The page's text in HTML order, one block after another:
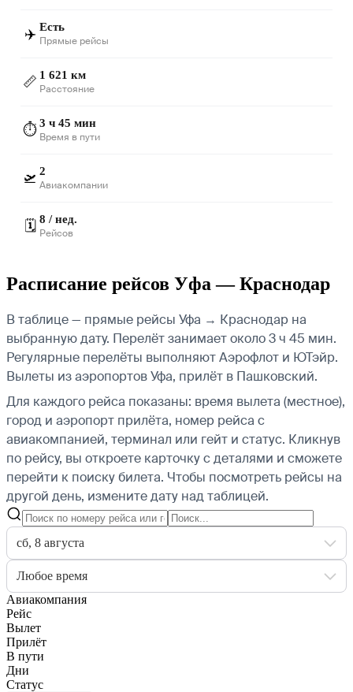
✈️ Есть
Прямые рейсы
📏 1 621 км
Расстояние
⏱️3 ч 45 мин
Время в пути
🛫 2
Авиакомпании
🗓️ 8 / нед.
Рейсов
Расписание рейсов Уфа — Краснодар
В таблице — прямые рейсы Уфа → Краснодар на
выбранную дату. Перелёт занимает около 3 ч 45 мин.
Регулярные перелёты выполняют Аэрофлот и ЮТэйр.
Вылеты из аэропортов Уфа, прилёт в Пашковский.
Для каждого рейса показаны: время вылета (местное),
город и аэропорт прилёта, номер рейса с
авиакомпанией, терминал или гейт и статус. Кликнув
по рейсу, вы откроете карточку с деталями и сможете
перейти к поиску билета. Чтобы посмотреть рейсы на
другой день, измените дату над таблицей.
сб, 8 августа
Любое время
Авиакомпания
Рейс
Вылет
Прилёт
В пути
Дни
Статус